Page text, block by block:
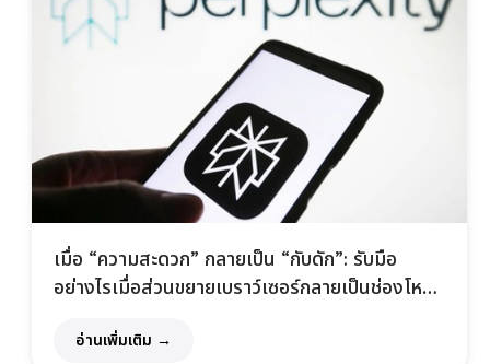
เมื่อ “ความสะดวก” กลายเป็น “กับดัก”: รับมือ
อย่างไรเมื่อส่วนขยายเบราว์เซอร์กลายเป็นช่องโหว่
อ่านเพิ่มเติม →